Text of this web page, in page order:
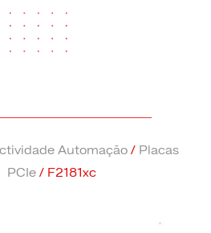
Automação / Placas
PCIe/ F2181xc